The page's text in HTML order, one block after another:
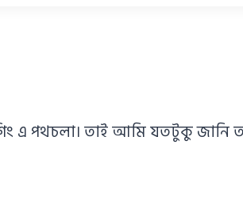
এ পথচলা। তাই আমি যতটুকু জানি